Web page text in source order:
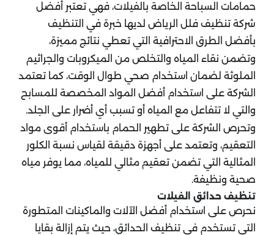
حمامات السباحة الخاصة بالفيلات، فهي تعتبر أفضل
شركة تنظيف فلل الرياض لديها خبرة في التنظيف
بأفضل الطرق الاحترافية التي تعطي نتائج مميزة،
وتضمن نقاء المياه والتخلص من الميكروبات والجراثيم
الملوثة لضمان استخدام صحي طوال الوقت، كما تعتمد
الشركة على استخدام أفضل المواد المخصصة للمسابح
والتي لا تتفاعل مع المياه أو تسبب أي أضرار على الجلد.
وتحرص الشركة على تطهير الحمام باستخدام أقوى مواد
التعقيم، وتعتمد على أجهزة دقيقة لقياس نسبة الكلور
المثالية التي تضمن تعقيم مثالي للمياه، مما يوفر مياه
صحية ونظيفة.
تنظيف حدائق الفيلات
نحرص على استخدام أفضل الآلات والماكينات المتطورة
التي تستخدم في تنظيف الحدائق، حيث يتم إزالة بقايا